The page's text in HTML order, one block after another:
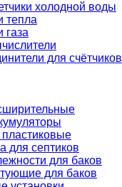
холодной воды
тепла
газа
для счётчиков
пластиковые
для септиков
для баков
для баков